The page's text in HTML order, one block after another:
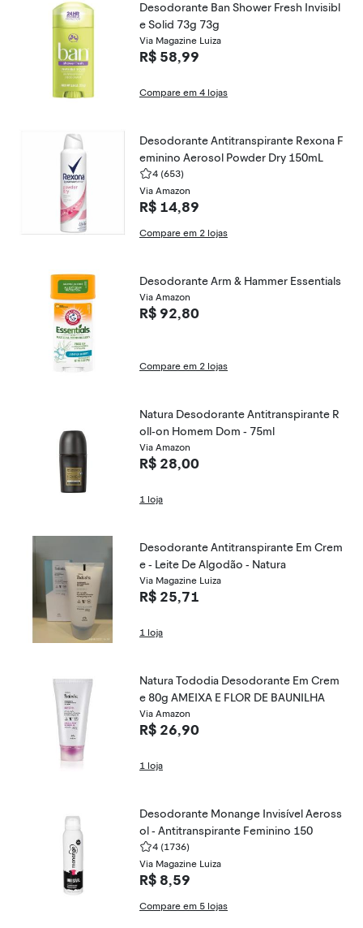
Desodorante Ban Shower Fresh Invisibl
e Solid 73g 73g
Via Magazine Luiza
R$ 58,99
Compare em 4 lojas
Desodorante Antitranspirante Rexona F
eminino Aerosol Powder Dry 150mL
4 (653)
Via Amazon
R$ 14,89
Compare em 2 lojas
Desodorante Arm & Hammer Essentials
Via Amazon
R$ 92,80
Compare em 2 lojas
Natura Desodorante Antitranspirante R
oll-on Homem Dom - 75ml
Via Amazon
R$ 28,00
1 loja
Desodorante Antitranspirante Em Crem
e - Leite De Algodão - Natura
Via Magazine Luiza
R$ 25,71
1 loja
Natura Tododia Desodorante Em Crem
e 80g AMEIXA E FLOR DE BAUNILHA
Via Amazon
R$ 26,90
1 loja
Desodorante Monange Invisível Aeross
ol - Antitranspirante Feminino 150
4 (1736)
Via Magazine Luiza
R$ 8,59
Compare em 5 lojas